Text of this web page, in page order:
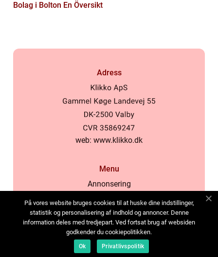
Bolag i Bolton En Översikt
Adress
web: www.klikko.dk
Menu
Annonsering
Cookies
Kontakta oss
Sitemap
På vores website bruges cookies til at huske dine indstillinger,
statistik og personalisering af indhold og annoncer. Denne
information deles med tredjepart. Ved fortsat brug af websiden
godkender du cookiepolitikken.
Ok Privatlivspolitik